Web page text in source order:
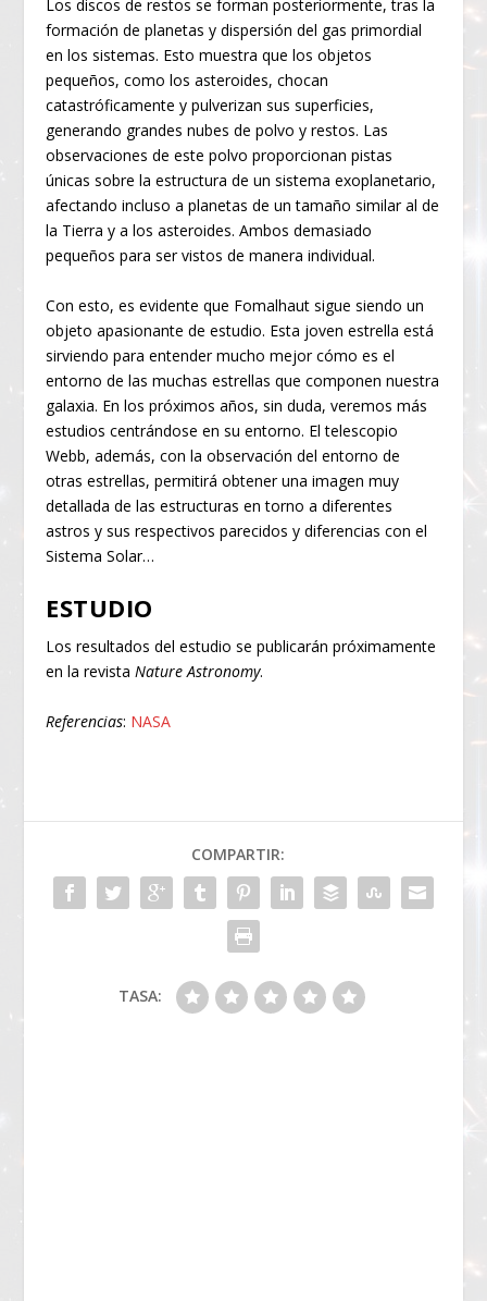
Los discos de restos se forman posteriormente, tras la
formación de planetas y dispersión del gas primordial
en los sistemas. Esto muestra que los objetos
pequeños, como los asteroides, chocan
catastróficamente y pulverizan sus superficies,
generando grandes nubes de polvo y restos. Las
observaciones de este polvo proporcionan pistas
únicas sobre la estructura de un sistema exoplanetario,
afectando incluso a planetas de un tamaño similar al de
la Tierra y a los asteroides. Ambos demasiado
pequeños para ser vistos de manera individual.
Con esto, es evidente que Fomalhaut sigue siendo un
objeto apasionante de estudio. Esta joven estrella está
sirviendo para entender mucho mejor cómo es el
entorno de las muchas estrellas que componen nuestra
galaxia. En los próximos años, sin duda, veremos más
estudios centrándose en su entorno. El telescopio
Webb, además, con la observación del entorno de
otras estrellas, permitirá obtener una imagen muy
detallada de las estructuras en torno a diferentes
astros y sus respectivos parecidos y diferencias con el
Sistema Solar…
ESTUDIO
Los resultados del estudio se publicarán próximamente
en la revistaNature Astronomy.
Referencias: NASA
COMPARTIR:
TASA: